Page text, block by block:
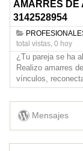
AMARRES DE
3142528954
total vistas, 0 hoy
¿Tu pareja se ha
Realizo amarres
vínculos,
Mensajes